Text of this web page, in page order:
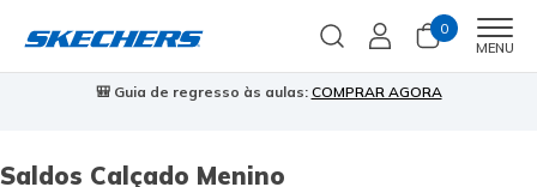
0
MENU
🎒 Guia de regresso às aulas: COMPRAR AGORA
Saldos Calçado Menino